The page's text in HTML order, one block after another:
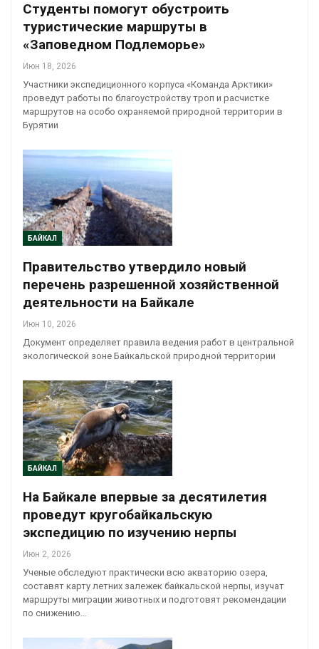
Студенты помогут обустроить
туристические маршруты в
«Заповедном Подлеморье»
Июн 18, 2026
Участники экспедиционного корпуса «Команда Арктики»
проведут работы по благоустройству троп и расчистке
маршрутов на особо охраняемой природной территории в
Бурятии
БАЙКАЛ
Правительство утвердило новый
перечень разрешенной хозяйственной
деятельности на Байкале
Июн 10, 2026
Документ определяет правила ведения работ в центральной
экологической зоне Байкальской природной территории
БАЙКАЛ
На Байкале впервые за десятилетия
проведут кругобайкальскую
экспедицию по изучению нерпы
Июн 2, 2026
Ученые обследуют практически всю акваторию озера,
составят карту летних залежек байкальской нерпы, изучат
маршруты миграции животных и подготовят рекомендации
по снижению…